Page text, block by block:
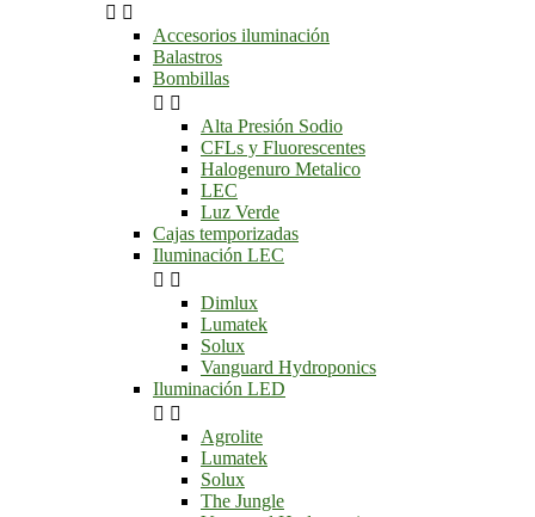
 
Accesorios iluminación
Balastros
Bombillas
 
Alta Presión Sodio
CFLs y Fluorescentes
Halogenuro Metalico
LEC
Luz Verde
Cajas temporizadas
Iluminación LEC
 
Dimlux
Lumatek
Solux
Vanguard Hydroponics
Iluminación LED
 
Agrolite
Lumatek
Solux
The Jungle